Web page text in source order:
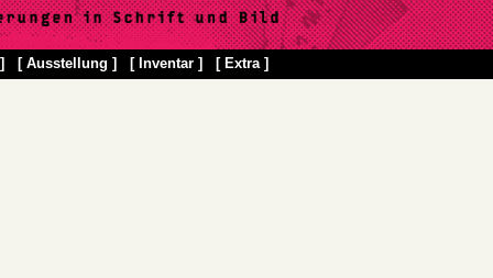
[ Ausstellung ] [ Inventar ] [ Extra ]